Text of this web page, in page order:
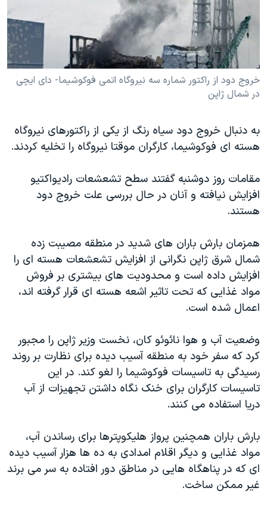
فرهنگ و زندگی
حقوق شهروندی
اقتصادی
علم و فناوری
اسرائیل در جنگ
آرشیو پخش زنده
مستندها
انتخابات ریاست جمهوری آمریکا ۲۰۲۴
حمله جمهوری اسلامی به اسرائیل
رمز مهسا
ورزش زنان در ایران
مجموعه مستندهای دادخواهی
دادگاه حمید نوری
اعتراضات مردمی آبان ۹۸
اسرائیل در جنگ
نرگس محمدی برنده جایزه نوبل صلح
همایش محافظه‌کاران آمریکا «سی‌پک»
صفحه‌های ویژه
سفر پرزیدنت ترامپ به چین
دنبال کنید
زبانهای مختلف
خروج دود از راکتور شماره سه نیروگاه اتمی فوکوشیما- دای ایچی
در شمال ژاپن
به دنبال خروج دود سیاه رنگ از یکی از راکتورهای نیروگاه
هسته ای فوکوشیما، کارگران موقتا نیروگاه را تخلیه کردند.
مقامات روز دوشنبه گفتند سطح تشعشعات رادیواکتیو
افزایش نیافته و آنان در حال بررسی علت خروج دود
هستند.
همزمان بارش باران های شدید در منطقه مصیبت زده
شمال شرق ژاپن نگرانی از افزایش تشعشعات هسته ای را
افزایش داده است و محدودیت های بیشتری بر فروش
مواد غذایی که تحت تاثیر اشعه هسته ای قرار گرفته اند،
اعمال شده است.
وضعیت آب و هوا نائوئو کان، نخست وزیر ژاپن را مجبور
کرد که سفر خود به منطقه آسیب دیده برای نظارت بر روند
رسیدگی به تاسیسات فوکوشیما را لغو کند. در این
تاسیسات کارگران برای خنک نگاه داشتن تجهیزات از آب
دریا استفاده می کنند.
بارش باران همچنین پرواز هلیکوپترها برای رساندن آب،
مواد غذایی و دیگر اقلام امدادی به ده ها هزار آسیب دیده
ای که در پناهگاه هایی در مناطق دور افتاده به سر می برند
غیر ممکن ساخت.